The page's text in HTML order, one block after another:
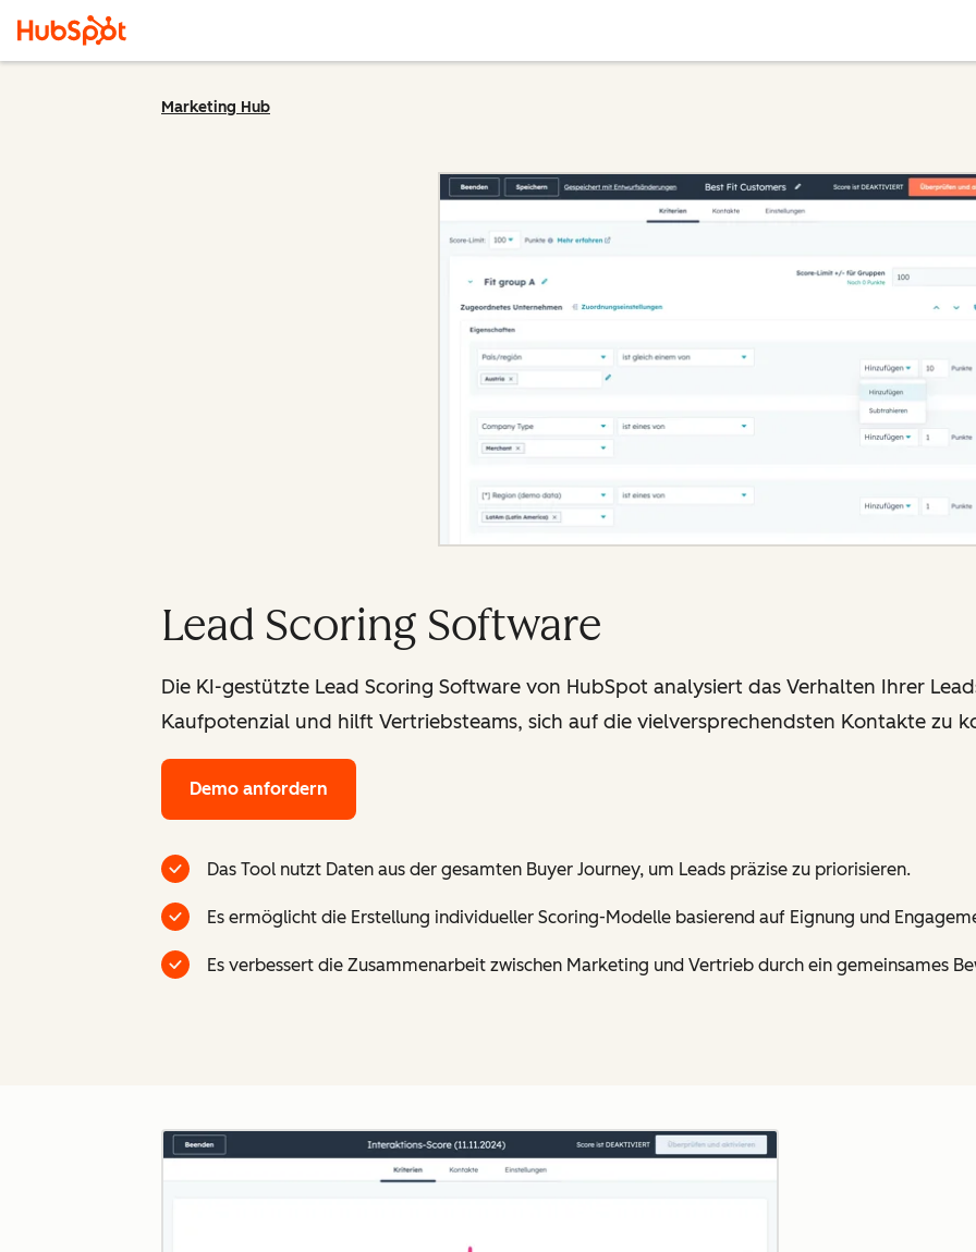
Marketing Hub
Lead Scoring Software
Die KI-gestützte Lead Scoring Software von HubSpot analysiert das Verhalten Ihrer
Kaufpotenzial und hilft Vertriebsteams, sich auf die vielversprechendsten Kontakte zu
Demo anfordern
Das Tool nutzt Daten aus der gesamten Buyer Journey, um Leads präzise zu priorisieren.
Es ermöglicht die Erstellung individueller Scoring-Modelle basierend auf Eignung und
Es verbessert die Zusammenarbeit zwischen Marketing und Vertrieb durch ein gemeinsames